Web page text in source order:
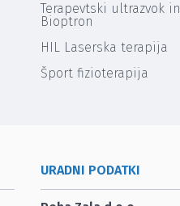
Terapevtski ultrazvok in
Bioptron
HIL Laserska terapija
Šport fizioterapija
URADNI PODATKI